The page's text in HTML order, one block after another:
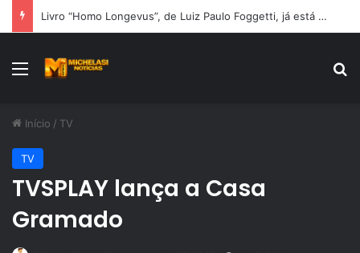
Livro “Homo Longevus”, de Luiz Paulo Foggetti, já está à venda na Amazon e propõe reflexão sobre uma sociedade mais longeva
Menu
Início / TV
TV
TVSPLAY lança a Casa
Gramado